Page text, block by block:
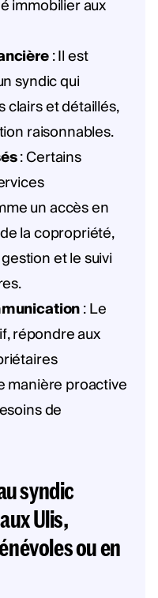
immobilier aux
: Il est
syndic qui
et détaillés,
raisonnables.
: Certains
un accès en
la copropriété,
et le suivi
: Le
répondre aux
manière proactive
de
syndic
Ulis,
ou en